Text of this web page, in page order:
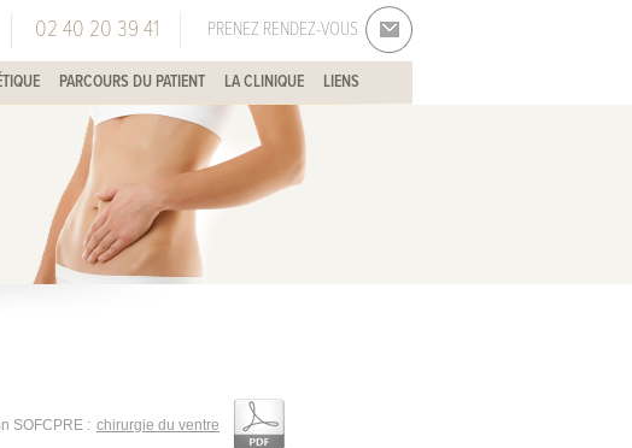
02 40 20 39 41 PRENEZ RENDEZ-VOUS
PARCOURS DU PATIENT LA CLINIQUE LIENS
SOFCPRE : chirurgie du ventre